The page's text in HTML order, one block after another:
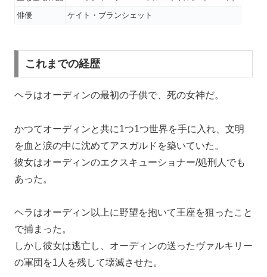
俳優
ケイト・ブランシェット
これまでの経歴
ヘラはオーディンの最初の子供で、死の女神だ。
かつてオーディンと共に1つ1つ世界を手に入れ、文明
を血と涙の中に沈めてアスガルドを築いていた。
彼女はオーディンのエクスキューショナー/処刑人でも
あった。
ヘラはオーディン以上に野望を抱いて王座を狙ったこと
で捕まった。
しかし彼女は逃亡し、オーディンの送ったヴァルキリー
の軍団を1人を残して壊滅させた。